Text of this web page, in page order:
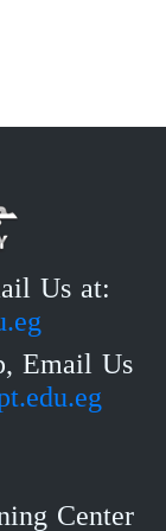
Us at:
Email Us
Center